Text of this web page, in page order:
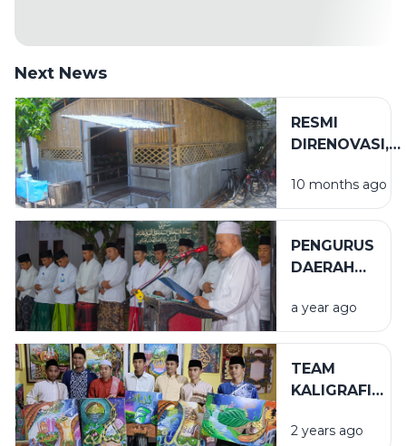
Next News
RESMI
DIRENOVASI,
ASSIROJIYYAH
SIAP DENGAN
BARU
10 months ago
PENGURUS
DAERAH
DILANTIK,
INI
PENGASUH
a year ago
TEAM
KALIGRAFI
LUNCURKAN
2 years ago